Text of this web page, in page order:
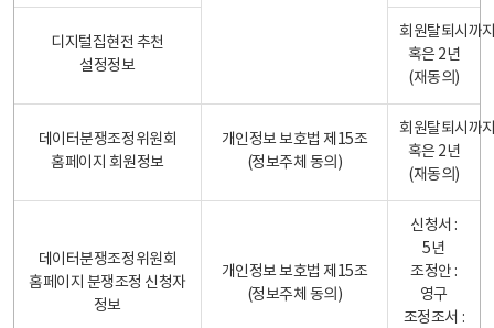
디지털집현전 추천
설정정보
회원탈퇴시까
혹은 2년
(재동의)
데이터분쟁조정위원회
홈페이지 회원정보
개인정보 보호법 제15조
(정보주체 동의)
회원탈퇴시까
혹은 2년
(재동의)
데이터분쟁조정위원회
홈페이지 분쟁조정 신청자
정보
개인정보 보호법 제15조
(정보주체 동의)
신청서 :
5년
조정안 :
영구
조정조서 :